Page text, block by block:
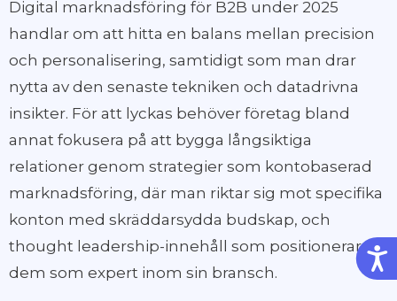
Digital marknadsföring för B2B under 2025
handlar om att hitta en balans mellan precision
och personalisering, samtidigt som man drar
nytta av den senaste tekniken och datadrivna
insikter. För att lyckas behöver företag bland
annat fokusera på att bygga långsiktiga
relationer genom strategier som kontobaserad
marknadsföring, där man riktar sig mot specifika
konton med skräddarsydda budskap, och
thought leadership-innehåll som positionerar
dem som expert inom sin bransch.